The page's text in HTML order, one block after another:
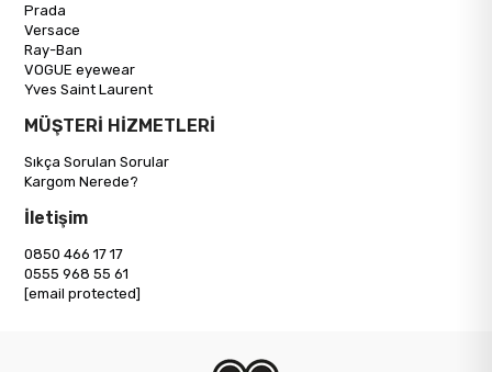
Prada
Versace
Ray-Ban
VOGUE eyewear
Yves Saint Laurent
MÜŞTERİ HİZMETLERİ
Sıkça Sorulan Sorular
Kargom Nerede?
İletişim
0850 466 17 17
0555 968 55 61
[email protected]